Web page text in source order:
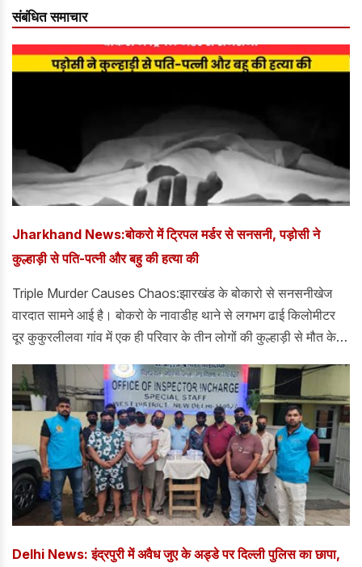
संबंधित समाचार
Jharkhand News:बोकरो में ट्रिपल मर्डर से सनसनी, पड़ोसी ने
कुल्हाड़ी से पति-पत्नी और बहु की हत्या की
Triple Murder Causes Chaos:झारखंड के बोकारो से सनसनीखेज
वारदात सामने आई है। बोकरो के नावाडीह थाने से लगभग ढाई किलोमीटर
दूर कुकुरलीलवा गांव में एक ही परिवार के तीन लोगों की कुल्हाड़ी से मौत के
Delhi News: इंद्रपुरी में अवैध जुए के अड्डे पर दिल्ली पुलिस का छापा,